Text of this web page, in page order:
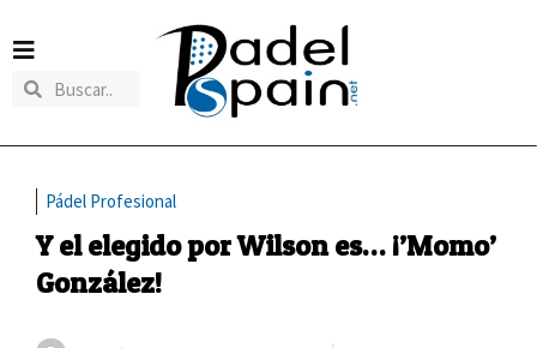
Pádel Profesional
Y el elegido por Wilson es… ¡’Momo’
González!